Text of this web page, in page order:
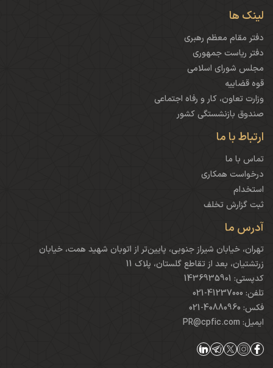
لینک ها
دفتر مقام معظم رهبری
دفتر ریاست جمهوری
مجلس شورای اسلامی
قوه قضاییه
وزارت تعاون، کار و رفاه اجتماعی
صندوق بازنشستگی کشور
ارتباط با ما
تماس با ما
درخواست همکاری
استخدام
ثبت گزارش تخلف
آدرس ما
تهران، خیابان شیراز جنوبی، پایین‌تر از اتوبان شهید همت، خیابان
زرتشتیان، بعد از تقاطع گلستان، پلاک 11
کدپستی: 1436935901
تلفن: 41237000-021
فکس: 40880960-021
ایمیل: PR@cpfic.com